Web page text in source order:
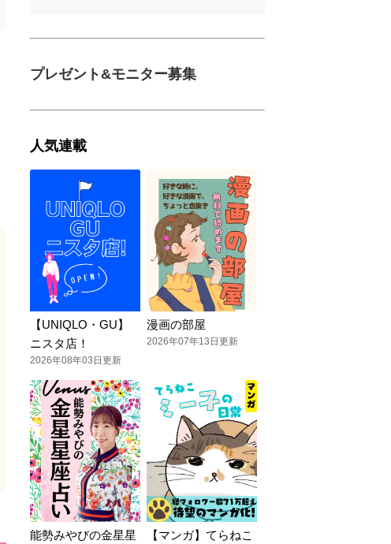
プレゼント&モニター募集
人気連載
【UNIQLO・GU】
ニスタ店！
2026年08年03日更新
漫画の部屋
2026年07年13日更新
能勢みやびの金星星 【マンガ】てらねこ